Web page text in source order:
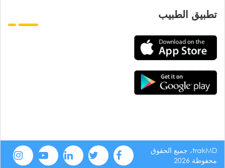
تطبيق الطبيب
trakMD، جميع الحقوق
محفوظة 2026